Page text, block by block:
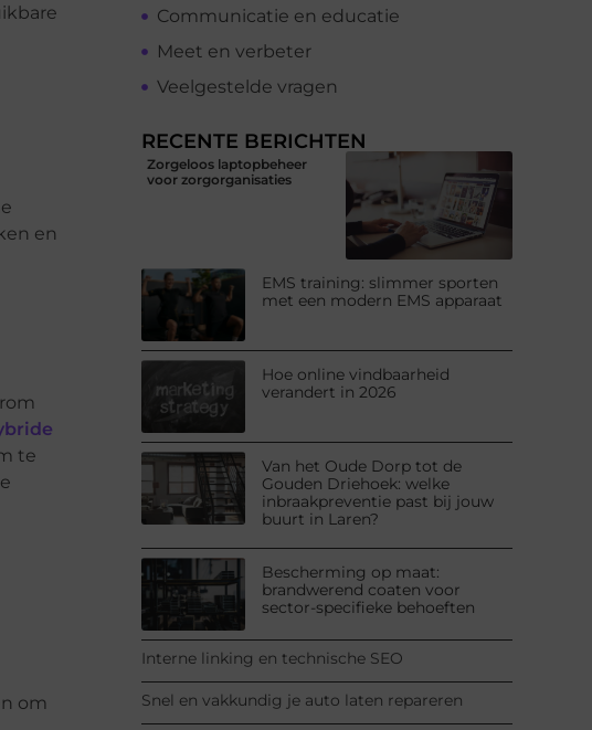
en
te
om
Communicatie en educatie
Meet en verbeter
Veelgestelde vragen
RECENTE BERICHTEN
Zorgeloos laptopbeheer
voor zorgorganisaties
EMS training: slimmer sporten
met een modern EMS apparaat
Hoe online vindbaarheid
verandert in 2026
Van het Oude Dorp tot de
Gouden Driehoek: welke
inbraakpreventie past bij jouw
buurt in Laren?
Bescherming op maat:
brandwerend coaten voor
sector-specifieke behoeften
Interne linking en technische SEO
Snel en vakkundig je auto laten repareren